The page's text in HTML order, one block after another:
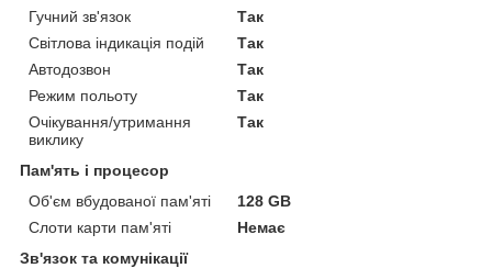
Гучний зв'язок
Так
Світлова індикація подій
Так
Автодозвон
Так
Режим польоту
Так
Очікування/утримання
виклику
Так
Пам'ять і процесор
Об'єм вбудованої пам'яті
128 GB
Слоти карти пам'яті
Немає
Зв'язок та комунікації